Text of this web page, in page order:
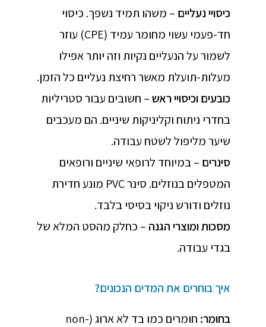
כיסויי נעליים – משהו תמיד נשפך. כיסוי
חד-פעמי עשוי מחומר עמיד (CPE) עוזר
לשמור על הנעליים נקיות וזה יותר אפילו
מעלות-תועלת מאשר רחיצת נעליים כל הזמן.
כובעים וכיסויי ראש– חשובים עבור סטריליות
בחדרי ניתוח וקליניקות שיניים. הם מעכבים
שיער מליפול לשטח עבודה.
סינרים – במיוחד לרופאי שיניים ורופאים
המטפלים בנוזלים. סינר PVC מונע חדירת
נוזלים ודורש ניקוי בסיסי בלבד.
מסכות ומוצרי הגנה – כחלק מהסט המלא של
בגדי עבודה.
איך בוחרים את המדים הנכונים?
בחומר:
חומרים כמו בד לא ארוג (non-